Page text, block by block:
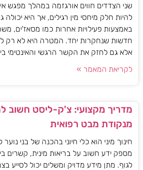
שני הצדדים חווים אורגזמה במהלך מפגש
להיות חלק מיחסי מין רגילים, אך היא
באמצעות פעילויות אחרות כמו מסאז'ים,
חדשות שנחקרות יחד. המטרה היא לא רק
אלא גם לחזק את הקשר הרגשי והאינטימי
לקריאת המאמר »
מדריך מקצועי: צ'ק-ליסט חשוב
מנקודת מבט רפואית
חינוך מיני הוא כלי חיוני בהכנה של בני
מספק ידע חשוב על בריאות מינית, קשרים
לגוף. מתן מידע מדויק ומשלים יכול לסייע